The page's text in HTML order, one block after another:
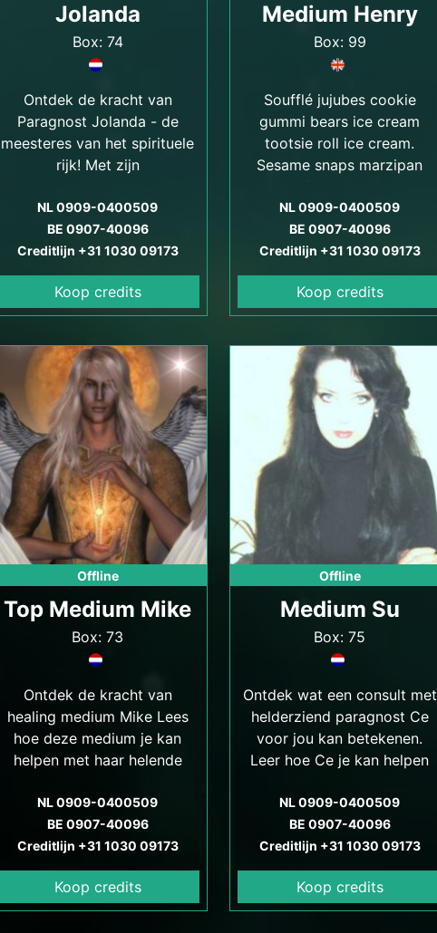
Jolanda
Box: 74
Ontdek de kracht van
Paragnost Jolanda - de
meesteres van het spirituele
rijk! Met zijn
heldervoelendheid en
helderhorendheid kan zij je
helpen bij het vinden van
antwoorden op je
levensvragen en het vinden
van emotionele en spirituele
NL 0909-0400509
BE 0907-40096
Creditlijn +31 1030 09173
Koop credits
Medium Henry
Box: 99
Soufflé jujubes cookie
gummi bears ice cream
tootsie roll ice cream.
Sesame snaps marzipan
jelly-o fruitcake dessert.
Muffin muffin sesame snaps
pastry cotton candy.
NL 0909-0400509
BE 0907-40096
Creditlijn +31 1030 09173
Koop credits
Offline
Top Medium Mike
Box: 73
Ontdek de kracht van
healing medium Mike Lees
hoe deze medium je kan
helpen met haar helende
voordelen van haar
diensten.
NL 0909-0400509
BE 0907-40096
Creditlijn +31 1030 09173
Koop credits
Offline
Medium Su
Box: 75
Ontdek wat een consult met
helderziend paragnost Ce
voor jou kan betekenen.
Leer hoe Ce je kan helpen
antwoorden op vragen over
jouw leven, relaties, werk en
meer. Hij spreekt ook Turks.
NL 0909-0400509
BE 0907-40096
Creditlijn +31 1030 09173
Koop credits